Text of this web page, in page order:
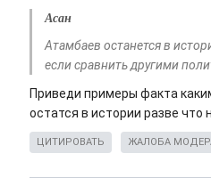
Асан
Атамбаев останется в
если сравнить другими
Приведи примеры факта
остатся в истории разве
ЦИТИРОВАТЬ ЖАЛОБА